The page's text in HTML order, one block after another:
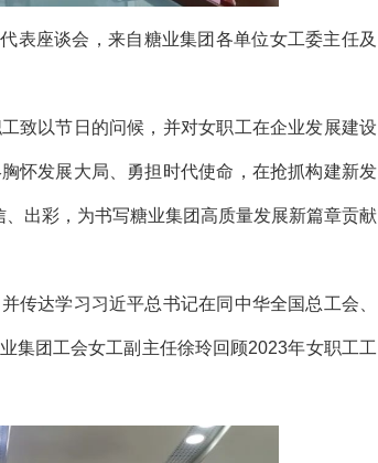
座谈会，来自糖业集团各单位女工委主任及
以节日的问候，并对女职工在企业发展建设
怀发展大局、勇担时代使命，在抢抓构建新发
出彩，为书写糖业集团高质量发展新篇章贡献
达学习习近平总书记在同中华全国总工会、
集团工会女工副主任徐玲回顾2023年女职工工